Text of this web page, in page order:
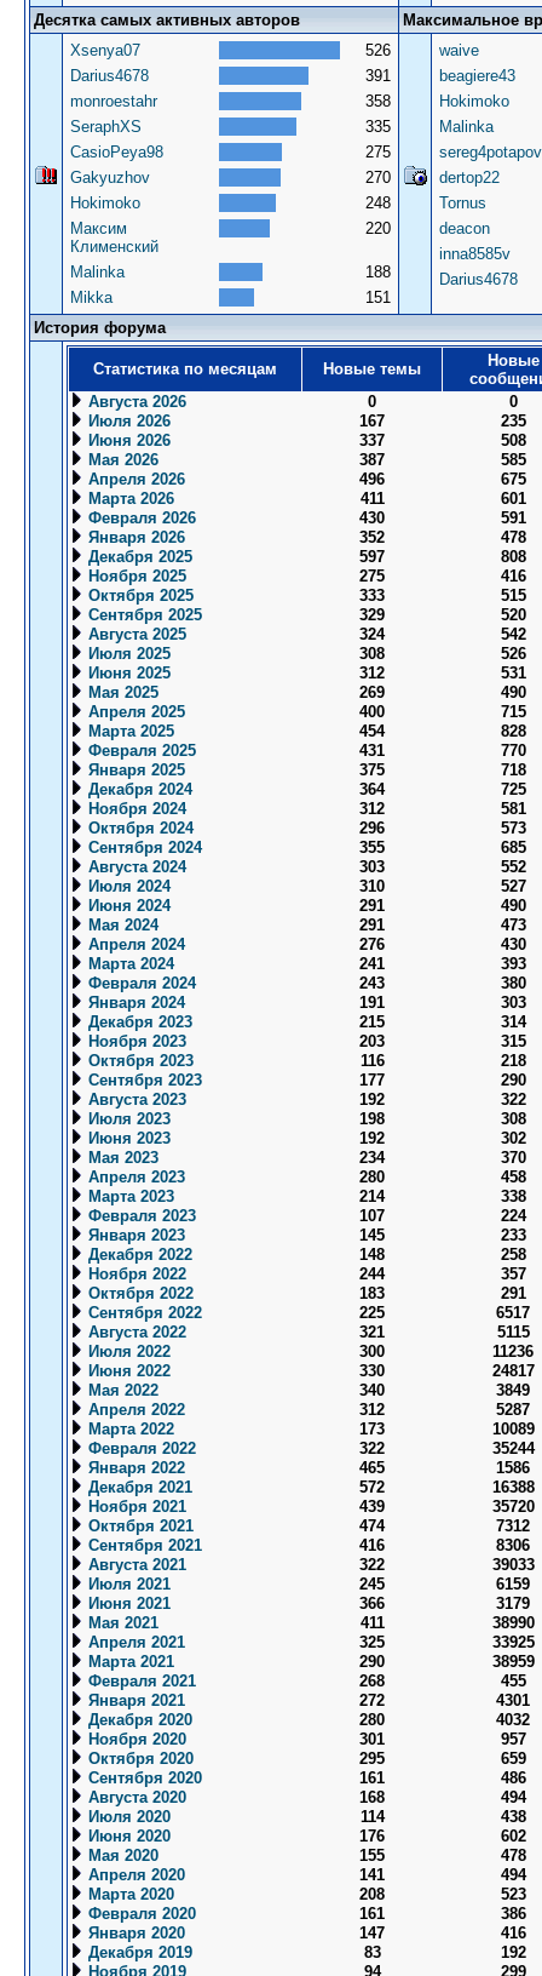
Десятка самых активных авторов
Максимальное
Xsenya07
526
Darius4678
391
monroestahr
358
SeraphXS
335
CasioPeya98
275
Gakyuzhov
270
Hokimoko
248
Максим
Клименский
220
Malinka
188
Mikka
151
waive
beagiere43
Hokimoko
Malinka
sereg4potapov
dertop22
Tornus
deacon
inna8585v
Darius4678
История форума
Статистика по месяцам Новые темы
Новые
Августа 2026
0
0
Июля 2026
167
235
Июня 2026
337
508
Мая 2026
387
585
Апреля 2026
496
675
Марта 2026
411
601
Февраля 2026
430
591
Января 2026
352
478
Декабря 2025
597
808
Ноября 2025
275
416
Октября 2025
333
515
Сентября 2025
329
520
Августа 2025
324
542
Июля 2025
308
526
Июня 2025
312
531
Мая 2025
269
490
Апреля 2025
400
715
Марта 2025
454
828
Февраля 2025
431
770
Января 2025
375
718
Декабря 2024
364
725
Ноября 2024
312
581
Октября 2024
296
573
Сентября 2024
355
685
Августа 2024
303
552
Июля 2024
310
527
Июня 2024
291
490
Мая 2024
291
473
Апреля 2024
276
430
Марта 2024
241
393
Февраля 2024
243
380
Января 2024
191
303
Декабря 2023
215
314
Ноября 2023
203
315
Октября 2023
116
218
Сентября 2023
177
290
Августа 2023
192
322
Июля 2023
198
308
Июня 2023
192
302
Мая 2023
234
370
Апреля 2023
280
458
Марта 2023
214
338
Февраля 2023
107
224
Января 2023
145
233
Декабря 2022
148
258
Ноября 2022
244
357
Октября 2022
183
291
Сентября 2022
225
6517
Августа 2022
321
5115
Июля 2022
300
11236
Июня 2022
330
24817
Мая 2022
340
3849
Апреля 2022
312
5287
Марта 2022
173
10089
Февраля 2022
322
35244
Января 2022
465
1586
Декабря 2021
572
16388
Ноября 2021
439
35720
Октября 2021
474
7312
Сентября 2021
416
8306
Августа 2021
322
39033
Июля 2021
245
6159
Июня 2021
366
3179
Мая 2021
411
38990
Апреля 2021
325
33925
Марта 2021
290
38959
Февраля 2021
268
455
Января 2021
272
4301
Декабря 2020
280
4032
Ноября 2020
301
957
Октября 2020
295
659
Сентября 2020
161
486
Августа 2020
168
494
Июля 2020
114
438
Июня 2020
176
602
Мая 2020
155
478
Апреля 2020
141
494
Марта 2020
208
523
Февраля 2020
161
386
Января 2020
147
416
Декабря 2019
83
192
Ноября 2019
94 299